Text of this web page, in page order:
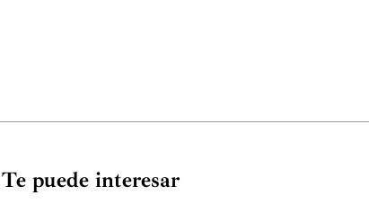
Te puede interesar